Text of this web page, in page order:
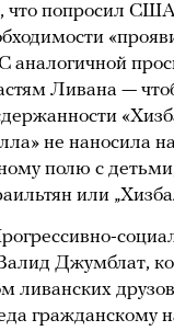
, что попросил
аналогичной
Ливана —
не наносила
полю с
или
Джумблат,
ливанских
гражданскому